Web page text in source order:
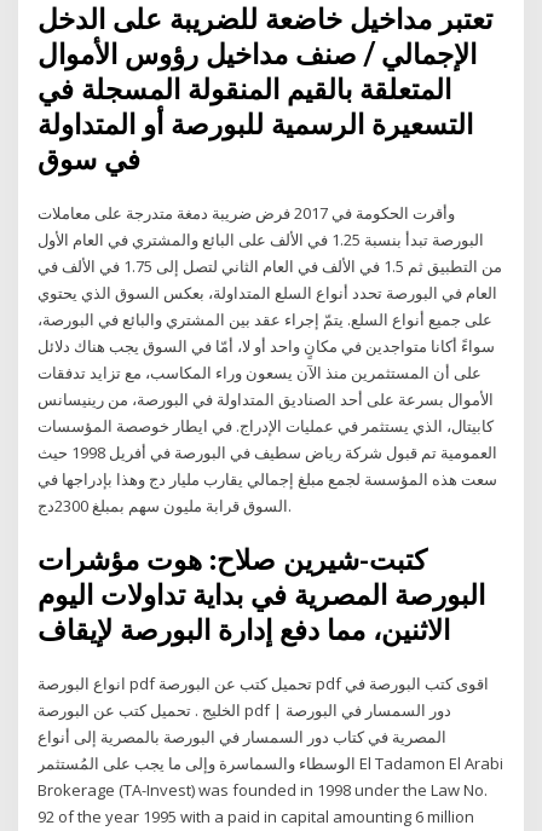
تعتبر مداخيل خاضعة للضريبة على الدخل
الإجمالي / صنف مداخيل رؤوس‮ ‬الأموال‮‬
المتعلقة بالقيم المنقولة المسجلة في
التسعيرة الرسمية للبورصة أو المتداولة
وأقرت الحكومة في 2017 فرض ضريبة دمغة متدرجة على معاملات
البورصة تبدأ بنسبة 1.25 في الألف على البائع والمشتري في العام الأول
من التطبيق ثم 1.5 في الألف في العام الثاني لتصل إلى 1.75 في الألف في
العام في البورصة تحدد أنواع السلع المتداولة، بعكس السوق الذي يحتوي
على جميع أنواع السلع. يتمّ إجراء عقد بين المشتري والبائع في البورصة،
سواءً أكانا متواجدين في مكانٍ واحد أو لا، أمّا في السوق يجب هناك دلائل
على أن المستثمرين منذ الآن يسعون وراء المكاسب، مع تزايد تدفقات
الأموال بسرعة على أحد الصناديق المتداولة في البورصة، من رينيسانس
كابيتال، الذي يستثمر في عمليات الإدراج. في ايطار خوصصة المؤسسات
العمومية تم قبول شركة رياض سطيف في البورصة في أفريل 1998 حيث
سعت هذه المؤسسة لجمع مبلغ إجمالي يقارب مليار دج وهذا بإدراجها في
السوق قرابة مليون سهم بمبلغ 2300دج.
كتبت-شيرين صلاح: هوت مؤشرات
البورصة المصرية في بداية تداولات اليوم
الاثنين، مما دفع إدارة البورصة لإيقاف
انواع البورصة pdf تحميل كتب عن البورصة pdf اقوى كتب البورصة في
الخليج . تحميل كتب عن البورصة pdf | دور السمسار في البورصة
المصرية في كتاب دور السمسار في البورصة بالمصرية إلى أنواع
الوسطاء والسماسرة وإلى ما يجب على المُستثمر El Tadamon El Arabi
Brokerage (TA-Invest) was founded in 1998 under the Law No.
92 of the year 1995 with a paid in capital amounting 6 million